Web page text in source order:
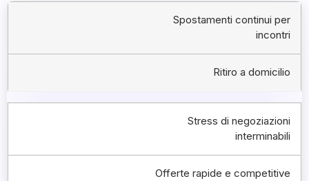
Spostamenti continui per
incontri
Ritiro a domicilio
Stress di negoziazioni
interminabili
Offerte rapide e competitive